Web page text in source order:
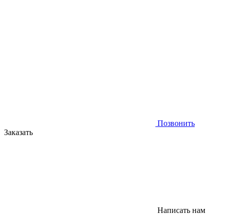
Позвонить
Заказать
Написать нам